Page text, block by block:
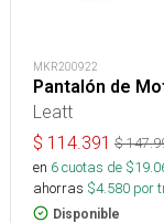
MKR200922
Pantalón de
Leatt
$ 114.391 $
en 6cuotas de $
ahorras $4.580 por
Disponible